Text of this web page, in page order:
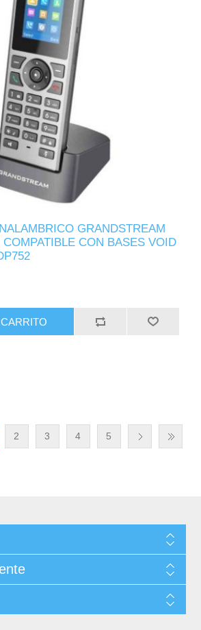
GRANDSTREAM
CON BASES VOID
2 3 4 5